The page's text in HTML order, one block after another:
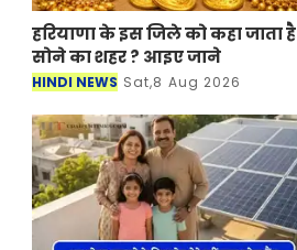
हरियाणा के इस जिले को कहा जाता है
सोने का शहर ? आइए जाने
HINDI NEWS Sat,8 Aug 2026